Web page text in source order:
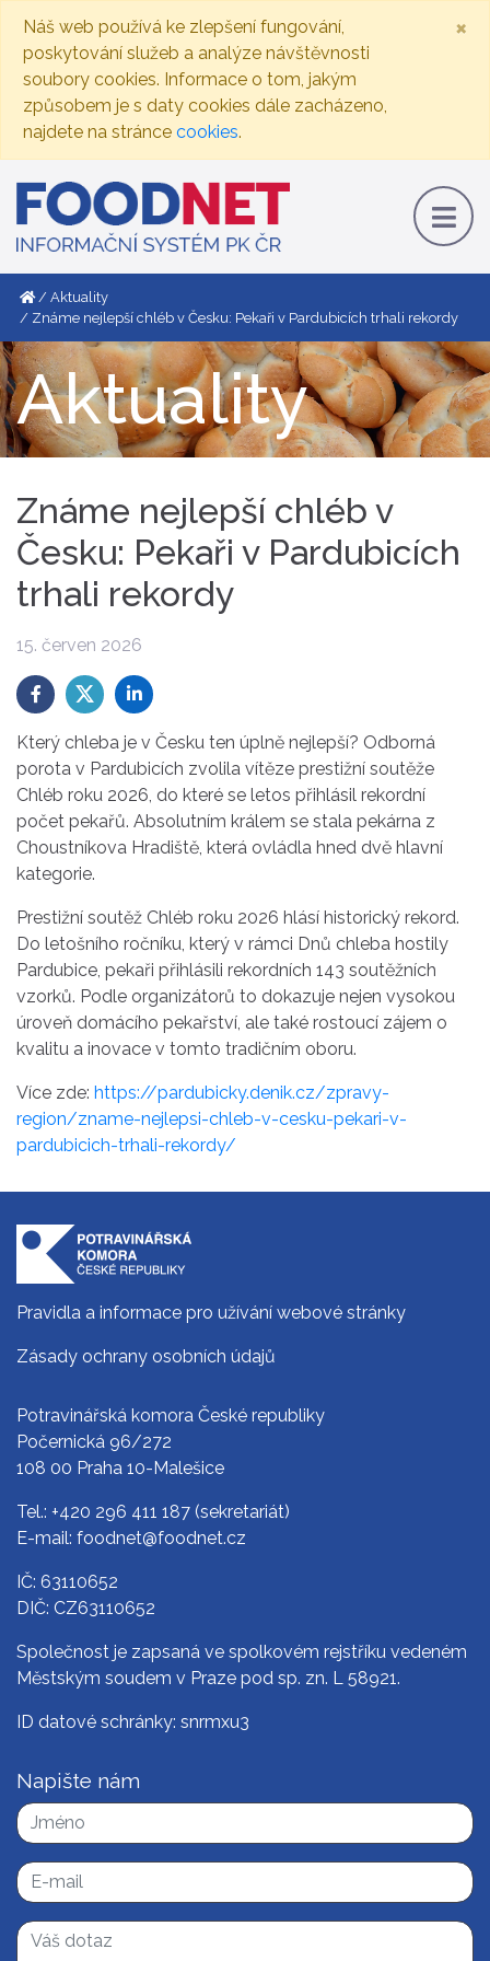
Náš web používá ke zlepšení fungování,
poskytování služeb a analýze návštěvnosti
soubory cookies. Informace o tom, jakým
způsobem je s daty cookies dále zacházeno,
najdete na stránce cookies.
×
Aktuality
Známe nejlepší chléb v Česku: Pekaři v Pardubicích trhali rekordy
Aktuality
Známe nejlepší chléb v
Česku: Pekaři v Pardubicích
trhali rekordy
15. červen 2026
Který chleba je v Česku ten úplně nejlepší? Odborná
porota v Pardubicích zvolila vítěze prestižní soutěže
Chléb roku 2026, do které se letos přihlásil rekordní
počet pekařů. Absolutním králem se stala pekárna z
Choustníkova Hradiště, která ovládla hned dvě hlavní
kategorie.
Prestižní soutěž Chléb roku 2026 hlásí historický rekord.
Do letošního ročníku, který v rámci Dnů chleba hostily
Pardubice, pekaři přihlásili rekordních 143 soutěžních
vzorků. Podle organizátorů to dokazuje nejen vysokou
úroveň domácího pekařství, ale také rostoucí zájem o
kvalitu a inovace v tomto tradičním oboru.
Více zde: https://pardubicky.denik.cz/zpravy-
region/zname-nejlepsi-chleb-v-cesku-pekari-v-
pardubicich-trhali-rekordy/
Pravidla a informace pro užívání webové stránky
Zásady ochrany osobních údajů
Potravinářská komora České republiky
Počernická 96/272
108 00 Praha 10-Malešice
Tel.: +420 296 411 187 (sekretariát)
E-mail: foodnet@foodnet.cz
IČ: 63110652
DIČ: CZ63110652
Společnost je zapsaná ve spolkovém rejstříku vedeném
Městským soudem v Praze pod sp. zn. L 58921.
ID datové schránky: snrmxu3
Napište nám